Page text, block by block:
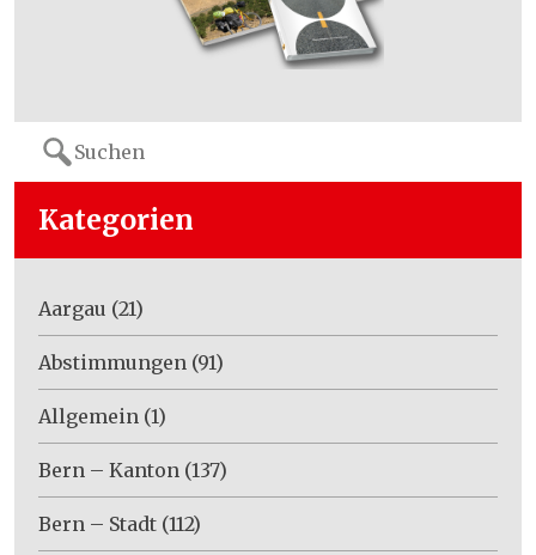
Search
for:
Kategorien
Aargau (21)
Abstimmungen (91)
Allgemein (1)
Bern – Kanton (137)
Bern – Stadt (112)